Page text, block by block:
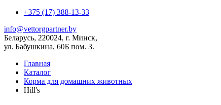
+375 (17) 388-13-33
info@vettorgpartner.by
Беларусь, 220024, г. Минск,
ул. Бабушкина, 60Б пом. 3.
Главная
Каталог
Корма для домашних животных
Hill's